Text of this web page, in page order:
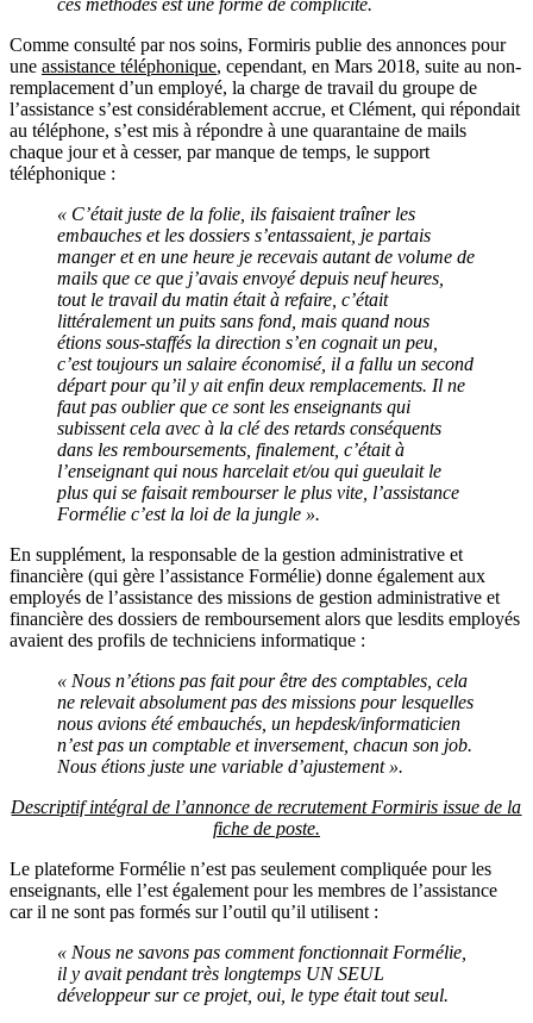
Comme consulté par nos soins, Formiris publie des annonces pour
une assistance téléphonique, cependant, en Mars 2018, suite au non-
remplacement d’un employé, la charge de travail du groupe de
l’assistance s’est considérablement accrue, et Clément, qui répondait
au téléphone, s’est mis à répondre à une quarantaine de mails
chaque jour et à cesser, par manque de temps, le support
téléphonique :
« C’était juste de la folie, ils faisaient traîner les
embauches et les dossiers s’entassaient, je partais
manger et en une heure je recevais autant de volume de
mails que ce que j’avais envoyé depuis neuf heures,
tout le travail du matin était à refaire, c’était
littéralement un puits sans fond, mais quand nous
étions sous-staffés la direction s’en cognait un peu,
c’est toujours un salaire économisé, il a fallu un second
départ pour qu’il y ait enfin deux remplacements. Il ne
faut pas oublier que ce sont les enseignants qui
subissent cela avec à la clé des retards conséquents
dans les remboursements, finalement, c’était à
l’enseignant qui nous harcelait et/ou qui gueulait le
plus qui se faisait rembourser le plus vite, l’assistance
Formélie c’est la loi de la jungle ».
En supplément, la responsable de la gestion administrative et
financière (qui gère l’assistance Formélie) donne également aux
employés de l’assistance des missions de gestion administrative et
financière des dossiers de remboursement alors que lesdits employés
avaient des profils de techniciens informatique :
« Nous n’étions pas fait pour être des comptables, cela
ne relevait absolument pas des missions pour lesquelles
nous avions été embauchés, un hepdesk/informaticien
n’est pas un comptable et inversement, chacun son job.
Nous étions juste une variable d’ajustement ».
Descriptif intégral de l’annonce de recrutement Formiris issue de la
fiche de poste.
Le plateforme Formélie n’est pas seulement compliquée pour les
enseignants, elle l’est également pour les membres de l’assistance
car il ne sont pas formés sur l’outil qu’il utilisent :
« Nous ne savons pas comment fonctionnait Formélie,
il y avait pendant très longtemps UN SEUL
développeur sur ce projet, oui, le type était tout seul.